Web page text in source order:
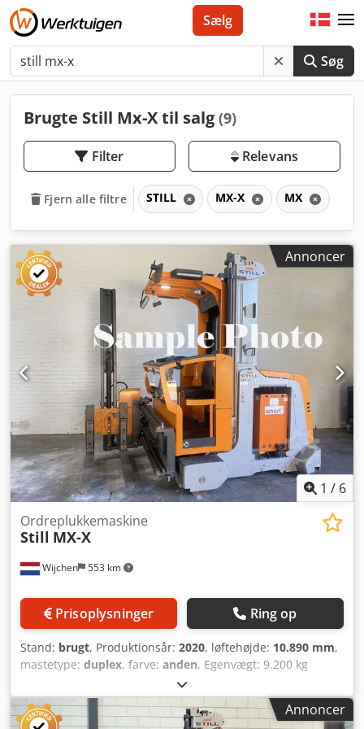
Søg
Sælg
Brugte Still Mx-X til salg (9)
Filter Relevans
Fjern alle filtre STILL MX-X MX
Annoncer
1 / 6
Wijchen 553 km
Ordreplukkemaskine
Still MX-X
Prisoplysninger Ring op
Stand: brugt, Produktionsår: 2020, løftehøjde: 10.890 mm,
mastetype: duplex, farve: anden, Egenvægt: 9.200 kg
Løftekapacitet: 1.200 kg Cjdpfxsx S Hwaj Ab Teha Pris:
Forespørgsel Hvad er "presale"-artikler hos Second Owner?
"Presale"-artikler er maskiner, som vi sælger i deresAnnoncer